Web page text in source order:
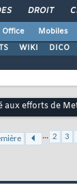
DROIT
Office Mobiles
WIKI DICO
aux efforts de
... 2 3